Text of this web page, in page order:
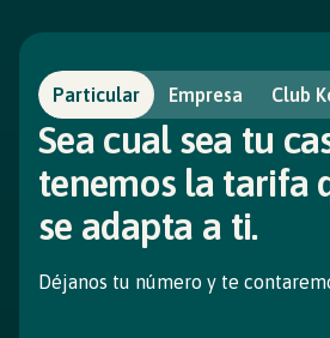
Particular Empresa Club
Sea cual sea tu
tenemos la tarifa
se adapta a ti.
Déjanos tu número y te